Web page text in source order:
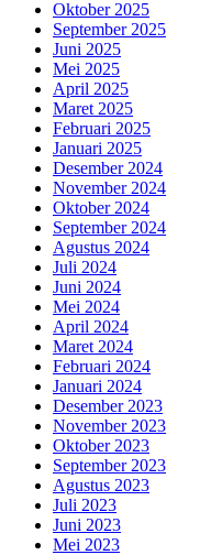
Oktober 2025
September 2025
Juni 2025
Mei 2025
April 2025
Maret 2025
Februari 2025
Januari 2025
Desember 2024
November 2024
Oktober 2024
September 2024
Agustus 2024
Juli 2024
Juni 2024
Mei 2024
April 2024
Maret 2024
Februari 2024
Januari 2024
Desember 2023
November 2023
Oktober 2023
September 2023
Agustus 2023
Juli 2023
Juni 2023
Mei 2023